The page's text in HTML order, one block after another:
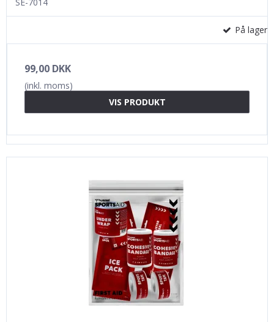
SE-7014
På lager
99,00 DKK
(inkl. moms)
VIS PRODUKT